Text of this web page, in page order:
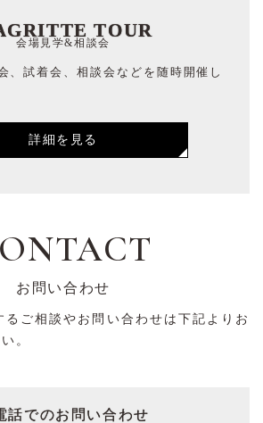
TOUR
会場見学&相談会
、試着会、相談会などを随時開催し
詳細を見る
お問い合わせ
るご相談やお問い合わせは下記よりお
。
話でのお問い合わせ